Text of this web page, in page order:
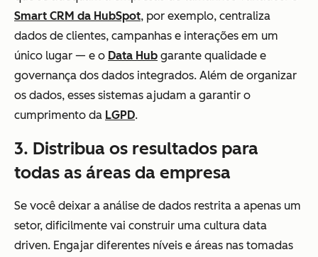
Smart CRM da HubSpot, por exemplo, centraliza
dados de clientes, campanhas e interações em um
único lugar — e o Data Hub garante qualidade e
governança dos dados integrados. Além de organizar
os dados, esses sistemas ajudam a garantir o
cumprimento da LGPD.
3. Distribua os resultados para
todas as áreas da empresa
Se você deixar a análise de dados restrita a apenas um
setor, dificilmente vai construir uma cultura data
driven. Engajar diferentes níveis e áreas nas tomadas